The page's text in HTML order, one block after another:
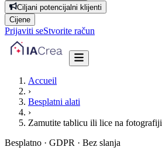
Ciljani potencijalni klijenti
Cijene
Prijaviti seStvorite račun
Accueil
›
Besplatni alati
›
Zamutite tablicu ili lice na fotografiji
Besplatno · GDPR · Bez slanja